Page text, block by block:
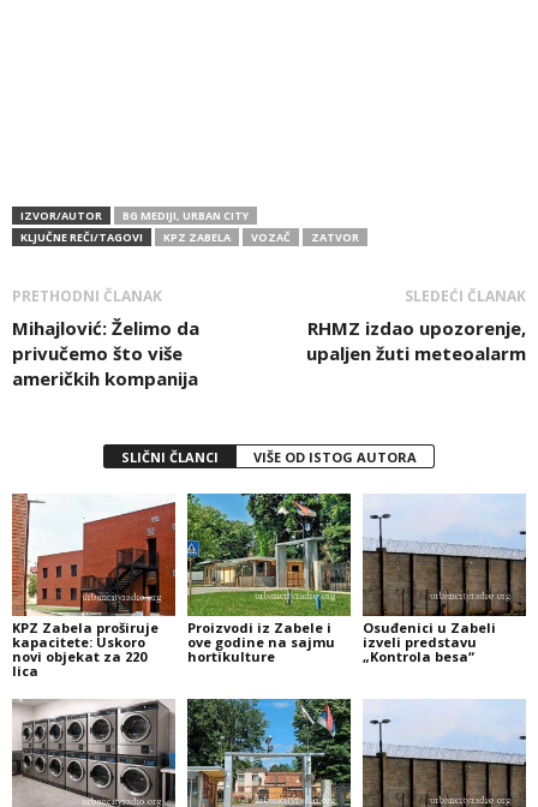
IZVOR/AUTOR
BG MEDIJI, URBAN CITY
KLJUČNE REČI/TAGOVI
KPZ ZABELA VOZAČ ZATVOR
PRETHODNI ČLANAK
Mihajlović: Želimo da
privučemo što više
američkih kompanija
SLEDEĆI ČLANAK
RHMZ izdao upozorenje,
upaljen žuti meteoalarm
SLIČNI ČLANCI VIŠE OD ISTOG AUTORA
KPZ Zabela proširuje
kapacitete: Uskoro
novi objekat za 220
lica
Proizvodi iz Zabele i
ove godine na sajmu
hortikulture
Osuđenici u Zabeli
izveli predstavu
„Kontrola besa“